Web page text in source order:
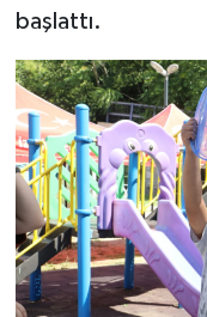
başlattı.